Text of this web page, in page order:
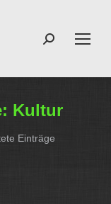
Search:
Kultur
Einträge